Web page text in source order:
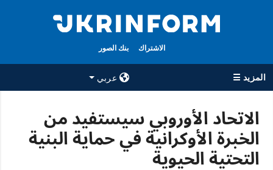
الاشتراك بنك الصور
المزيد ☰
عربي
جميع الأقسام
حرب
الوكالة
الاتحاد الأوروبي سيستفيد من
الخبرة الأوكرانية في حماية البنية
التحتية الحيوية